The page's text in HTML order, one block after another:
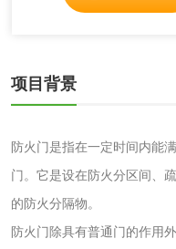
项目背景
防火门是指在一定时间内能
门。它是设在防火分区间、
的防火分隔物。
防火门除具有普通门的作用
化妆
化妆